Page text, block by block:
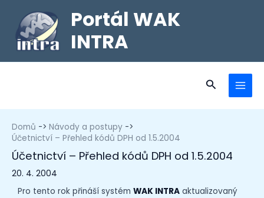
Portál WAK
INTRA
Domů
Návody a postupy
Účetnictví – Přehled kódů DPH od 1.5.2004
Účetnictví – Přehled kódů DPH od 1.5.2004
20. 4. 2004
Pro tento rok přináší systém WAK INTRA aktualizovaný